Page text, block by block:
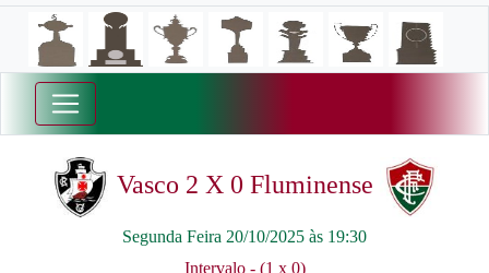
Vasco 2 X 0 Fluminense
Segunda Feira 20/10/2025 às 19:30
Intervalo - (1 x 0)